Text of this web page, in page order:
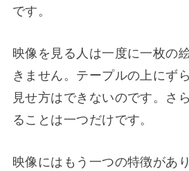
です。
映像を見る人は一度に一枚の
きません。テープルの上にず
見せ方はできないのです。さ
ることは一つだけです。
映像にはもう一つの特徴があ